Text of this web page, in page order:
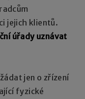
jejich klientů.
úřady uznávat
jen o zřízení
fyzické